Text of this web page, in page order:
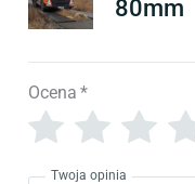
80mm
Ocena *
Twoja opinia